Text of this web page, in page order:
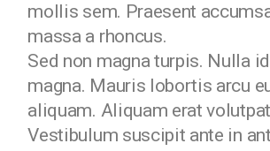
mollis sem. Praesent
massa a rhoncus.
Sed non magna turpis. Nulla
magna. Mauris lobortis arcu
aliquam. Aliquam erat
Vestibulum suscipit ante in